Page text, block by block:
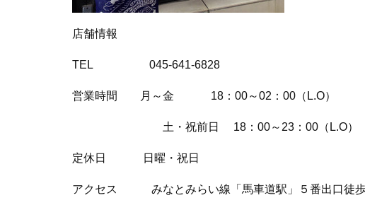
店舗情報
TEL 045-641-6828
営業時間 月～金 18：00～02：00（L.O）
土・祝前日 18：00～23：00（L.O）
定休日 日曜・祝日
アクセス みなとみらい線「馬車道駅」５番出口徒